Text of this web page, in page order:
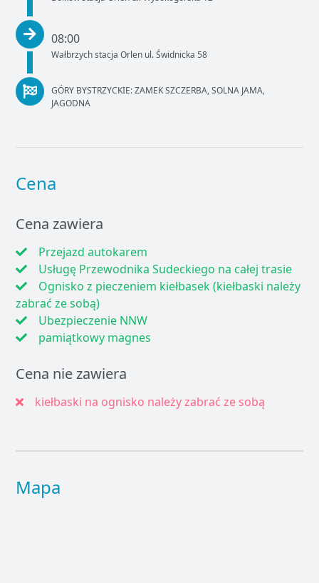
08:00
Wałbrzych stacja Orlen ul. Świdnicka 58
GÓRY BYSTRZYCKIE: ZAMEK SZCZERBA, SOLNA JAMA,
JAGODNA
Cena
Cena zawiera
Przejazd autokarem
Usługę Przewodnika Sudeckiego na całej trasie
Ognisko z pieczeniem kiełbasek (kiełbaski należy
zabrać ze sobą)
Ubezpieczenie NNW
pamiątkowy magnes
Cena nie zawiera
kiełbaski na ognisko należy zabrać ze sobą
Mapa